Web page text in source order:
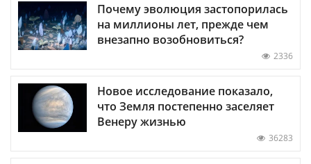
Почему эволюция застопорилась
на миллионы лет, прежде чем
внезапно возобновиться?
2336
Новое исследование показало,
что Земля постепенно заселяет
Венеру жизнью
36283